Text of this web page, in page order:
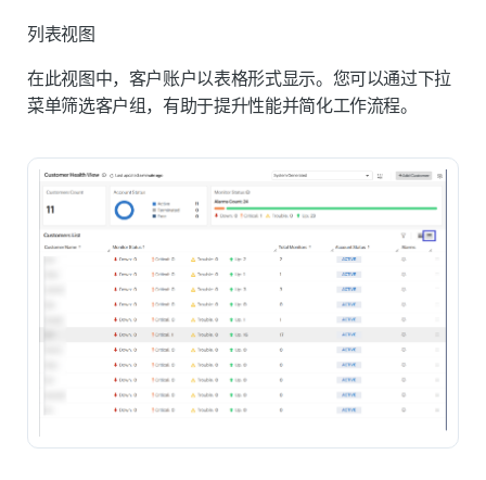
列表视图
在此视图中，客户账户以表格形式显示。您可以通过下拉
菜单筛选客户组，有助于提升性能并简化工作流程。